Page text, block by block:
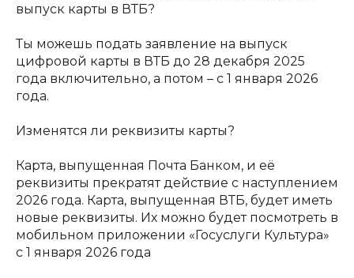
выпуск карты в ВТБ?
Ты можешь подать заявление на выпуск
цифровой карты в ВТБ до 28 декабря 2025
года включительно, а потом – с 1 января 2026
года.
Изменятся ли реквизиты карты?
Карта, выпущенная Почта Банком, и её
реквизиты прекратят действие с наступлением
2026 года. Карта, выпущенная ВТБ, будет иметь
новые реквизиты. Их можно будет посмотреть в
мобильном приложении «Госуслуги Культура»
с 1 января 2026 года